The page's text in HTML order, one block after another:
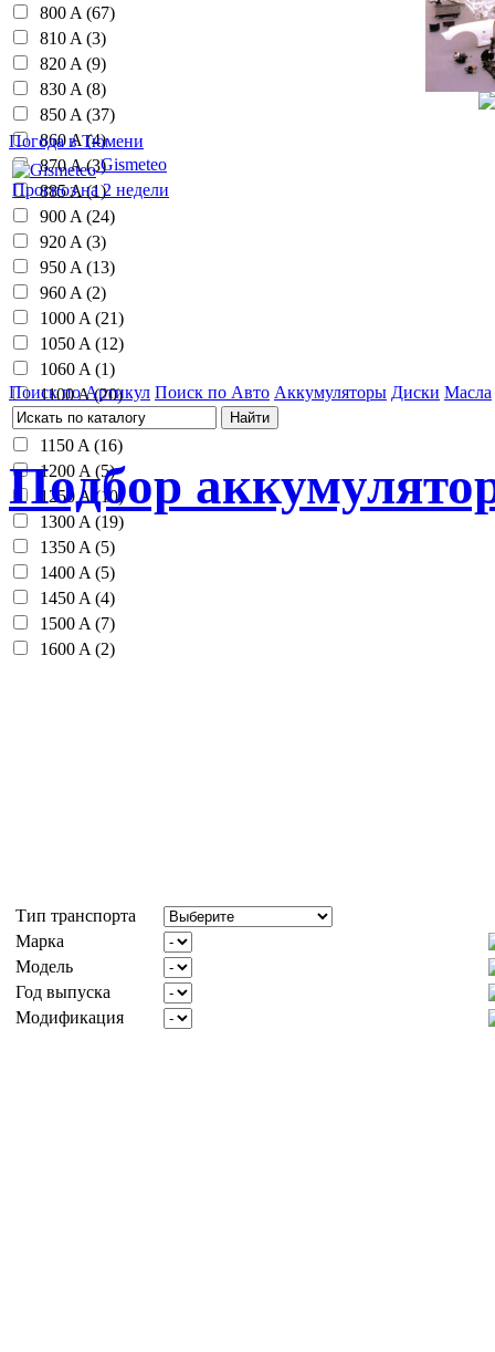
800 A (67)
810 A (3)
820 A (9)
830 A (8)
850 A (37)
860 A (4)
870 A (3)
885 A (1)
900 A (24)
920 A (3)
950 A (13)
960 A (2)
1000 A (21)
1050 A (12)
1060 A (1)
1100 A (20)
1110 A (1)
1150 A (16)
1200 A (5)
1250 A (10)
1300 A (19)
1350 A (5)
1400 A (5)
1450 A (4)
1500 A (7)
1600 A (2)
Погода в Тюмени
Gismeteo
Прогноз на 2 недели
Поиск по Артикул Поиск по Авто Аккумуляторы Диски Масла
Подбор
Тип транспорта
Марка
Модель
Год выпуска
Модификация